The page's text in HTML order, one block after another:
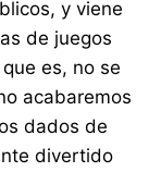
y viene
de juegos
que es, no se
acabaremos
dados de
divertido